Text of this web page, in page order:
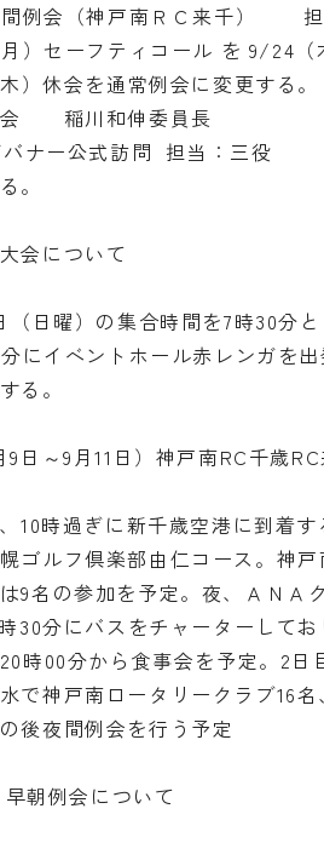
例会（神戸南ＲＣ来千） 担
）セーフティコール を 9/24（
）休会を通常例会に変更する
会 稲川和伸委員長
バナー公式訪問 担当：三役
。
会について
（日曜）の集合時間を7時30分
にイベントホール赤レンガを
る。
日～9月11日）神戸南RC千歳
10時過ぎに新千歳空港に到着
ゴルフ倶楽部由仁コース。神
9名の参加を予定。夜、ＡＮＡ
時30分にバスをチャーターして
時00分から食事会を予定。2
で神戸南ロータリークラブ16
後夜間例会を行う予定
朝例会について